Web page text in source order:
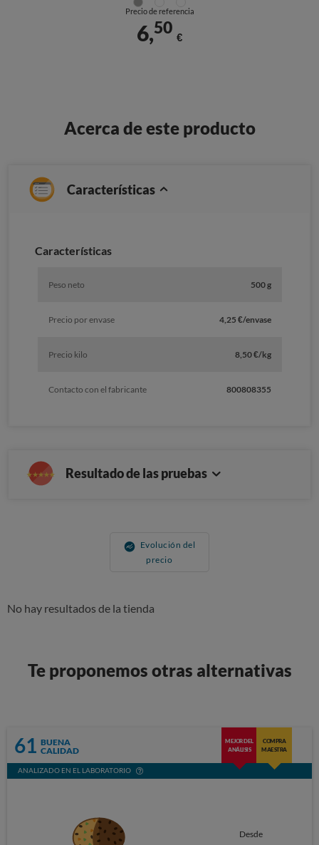
Precio de referencia
6,50
€
Acerca de este producto
Características
Caracterí­sticas
Peso neto 500 g
Precio por envase 4,25 €/envase
Precio kilo 8,50 €/kg
Contacto con el fabricante 800808355
Resultado de las pruebas
Evolución del
precio
No hay resultados de la tienda
Te proponemos otras alternativas
61 BUENA
CALIDAD
MEJOR DEL
ANÁLISIS
COMPRA
MAESTRA
ANALIZADO EN EL LABORATORIO
Desde